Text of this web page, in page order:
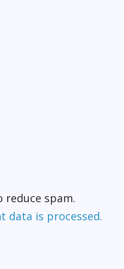
reduce spam.
data is processed.